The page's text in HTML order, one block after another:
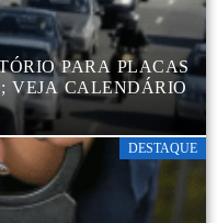
PARA PLACAS
VEJA CALENDÁRIO
DESTAQUE